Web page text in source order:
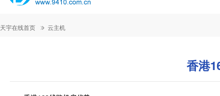
天宇在线首页 云主机
香港